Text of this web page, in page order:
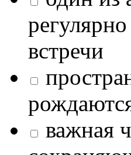
встречи
важная